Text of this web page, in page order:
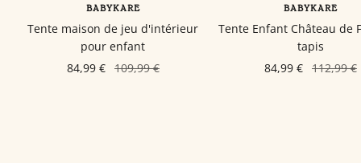
BABYKARE
Tente maison de jeu d'intérieur
pour enfant
84,99 € 109,99 €
BABYKARE
Tente Enfant Château de
tapis
84,99 € 112,99 €